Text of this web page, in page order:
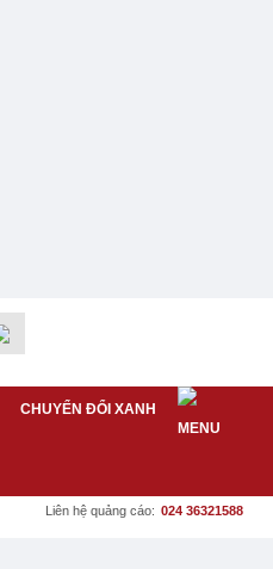
CHUYỂN ĐỔI XANH
Liên hệ quảng cáo: 024 36321588